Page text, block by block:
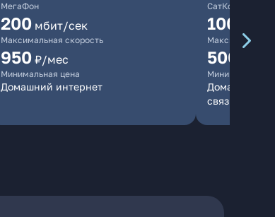
МегаФон
200 мбит/сек
Максимальная скорость
950 ₽/мес
Минимальная цена
Домашний интернет
СатКом
100
Максимальная
500
Минимальная
Домашний
связь